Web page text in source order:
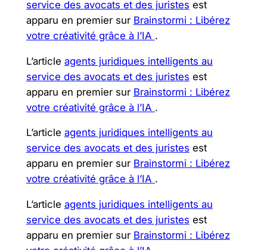
service des avocats et des juristes est
apparu en premier sur Brainstormi : Libérez
votre créativité grâce à l’IA .
L’article agents juridiques intelligents au
service des avocats et des juristes est
apparu en premier sur Brainstormi : Libérez
votre créativité grâce à l’IA .
L’article agents juridiques intelligents au
service des avocats et des juristes est
apparu en premier sur Brainstormi : Libérez
votre créativité grâce à l’IA .
L’article agents juridiques intelligents au
service des avocats et des juristes est
apparu en premier sur Brainstormi : Libérez